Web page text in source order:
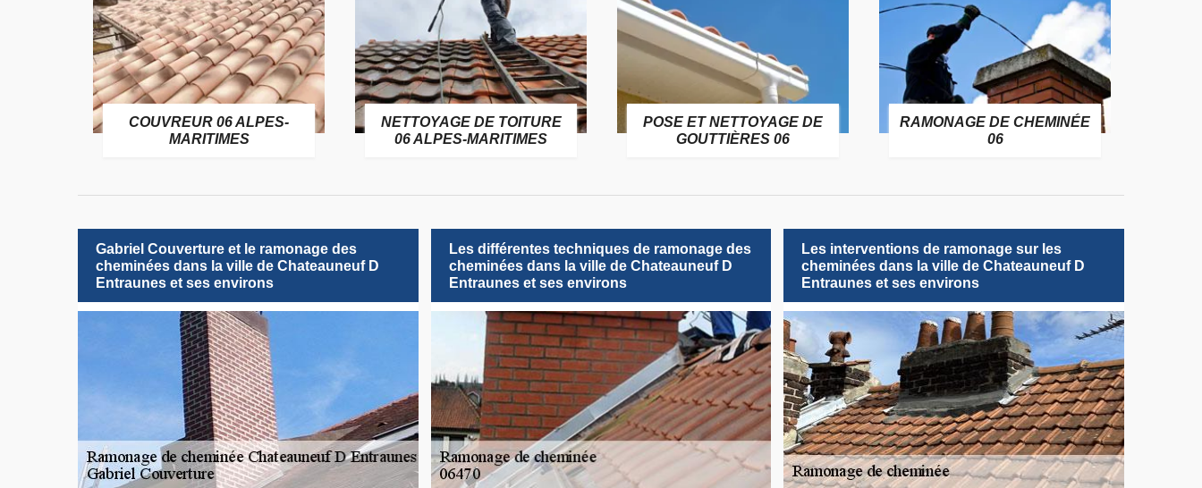
COUVREUR 06 ALPES-
MARITIMES
NETTOYAGE DE TOITURE
06 ALPES-MARITIMES
POSE ET NETTOYAGE DE
GOUTTIÈRES 06
RAMONAGE DE CHEMINÉE
06
Gabriel Couverture et le ramonage des
cheminées dans la ville de Chateauneuf D
Entraunes et ses environs
Les différentes techniques de ramonage des
cheminées dans la ville de Chateauneuf D
Entraunes et ses environs
Les interventions de ramonage sur les
cheminées dans la ville de Chateauneuf D
Entraunes et ses environs